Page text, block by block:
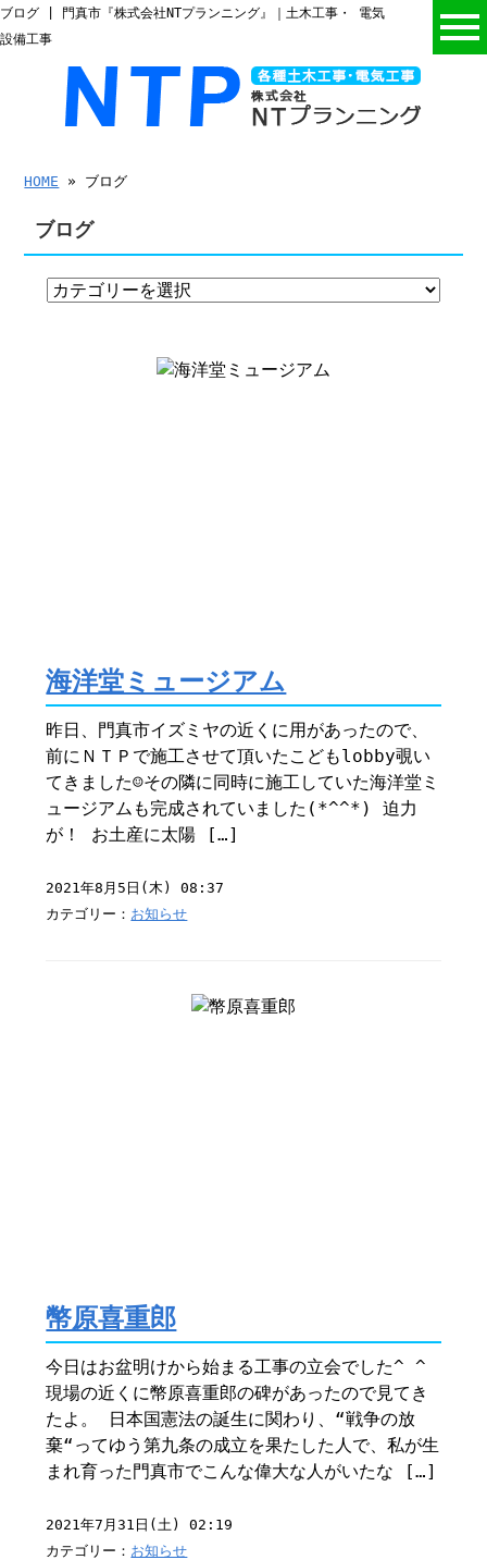
ブログ | 門真市『株式会社NTプランニング』｜土木工事・ 電気
設備工事
HOME » ブログ
ブログ
海洋堂ミュージアム
昨日、門真市イズミヤの近くに用があったので、
前にＮＴＰで施工させて頂いたこどもlobby覗い
てきました☺︎その隣に同時に施工していた海洋堂ミ
ュージアムも完成されていました(*^^*) 迫力
が！ お土産に太陽 […]
2021年8月5日(木) 08:37
カテゴリー： お知らせ
幣原喜重郎
今日はお盆明けから始まる工事の立会でした^ ^
現場の近くに幣原喜重郎の碑があったので見てき
たよ。 日本国憲法の誕生に関わり、“戦争の放
棄“ってゆう第九条の成立を果たした人で、私が生
まれ育った門真市でこんな偉大な人がいたな […]
2021年7月31日(土) 02:19
カテゴリー： お知らせ